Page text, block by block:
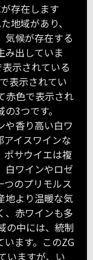
存在します
地域があり、
気候が存在する
み出していま
示されている
表示されてい
赤色で表示され
の3つです。
や香り高い白ワ
イスワインな
ポサウイエは複
白ワインやロゼ
つのプリモルス
地より温暖な気
、赤ワインも多
の中には、統制
ます。このZG
いますが、い